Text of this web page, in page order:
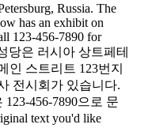
Russia. The
has an exhibit on
123-456-7890 for
당은 러시아 상트페테
인 스트리트 123번지
전시회가 있습니다.
456-7890으로 문
text you'd like